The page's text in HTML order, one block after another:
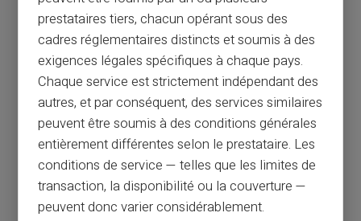
prestataires tiers, chacun opérant sous des
cadres réglementaires distincts et soumis à des
exigences légales spécifiques à chaque pays.
Chaque service est strictement indépendant des
autres, et par conséquent, des services similaires
peuvent être soumis à des conditions générales
entièrement différentes selon le prestataire. Les
conditions de service — telles que les limites de
transaction, la disponibilité ou la couverture —
peuvent donc varier considérablement.